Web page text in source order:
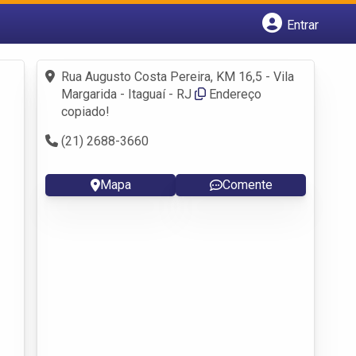
Entrar
Fazer login
Criar conta
Rua Augusto Costa Pereira, KM 16,5 - Vila
Margarida - Itaguaí - RJ
Endereço
copiado!
(21) 2688-3660
Mapa Comente